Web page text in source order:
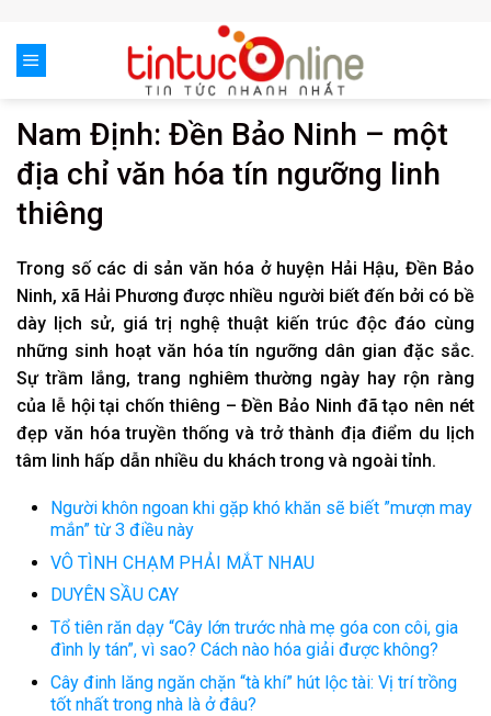
content
Nam Định: Đền Bảo Ninh – một
địa chỉ văn hóa tín ngưỡng linh
thiêng
Trong số các di sản văn hóa ở huyện Hải Hậu, Đền Bảo
Ninh, xã Hải Phương được nhiều người biết đến bởi có bề
dày lịch sử, giá trị nghệ thuật kiến trúc độc đáo cùng
những sinh hoạt văn hóa tín ngưỡng dân gian đặc sắc.
Sự trầm lắng, trang nghiêm thường ngày hay rộn ràng
của lễ hội tại chốn thiêng – Đền Bảo Ninh đã tạo nên nét
đẹp văn hóa truyền thống và trở thành địa điểm du lịch
tâm linh hấp dẫn nhiều du khách trong và ngoài tỉnh.
Người khôn ngoan khi gặp khó khăn sẽ biết ”mượn may
mắn” từ 3 điều này
VÔ TÌNH CHẠM PHẢI MẮT NHAU
DUYÊN SẦU CAY
Tổ tiên răn dạy “Cây lớn trước nhà mẹ góa con côi, gia
đình ly tán”, vì sao? Cách nào hóa giải được không?
Cây đinh lăng ngăn chặn “tà khí” hút lộc tài: Vị trí trồng
tốt nhất trong nhà là ở đâu?